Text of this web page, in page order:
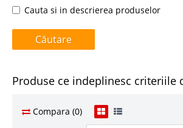
Cauta si in descrierea produselor
Produse ce indeplinesc criteriile
Compara (0)